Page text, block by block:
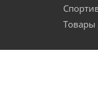
Товары